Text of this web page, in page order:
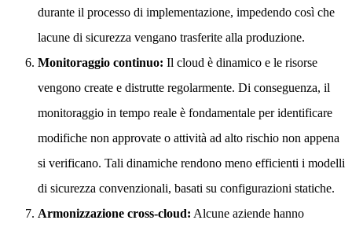
durante il processo di implementazione, impedendo così che
lacune di sicurezza vengano trasferite alla produzione.
Monitoraggio continuo: Il cloud è dinamico e le risorse
vengono create e distrutte regolarmente. Di conseguenza, il
monitoraggio in tempo reale è fondamentale per identificare
modifiche non approvate o attività ad alto rischio non appena
si verificano. Tali dinamiche rendono meno efficienti i modelli
di sicurezza convenzionali, basati su configurazioni statiche.
Armonizzazione cross-cloud: Alcune aziende hanno